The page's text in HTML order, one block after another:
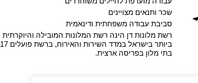
שכר ותנאים מצויינים
סביבת עבודה משפחתית ודינאמית
רשת מלונות דן הינה רשת המלונות המובילה והיוקרתית
ביותר בישראל במדד השירות והאירוח, ברשת פועלים 17
בתי מלון בפריסה ארצית.